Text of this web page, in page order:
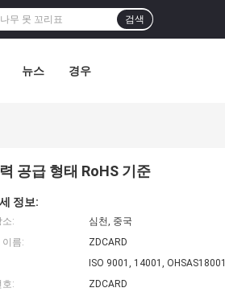
검색
뉴스 경우
공급 형태 RoHS 기준
정보:
소:
심천, 중국
이름:
ZDCARD
ISO 9001, 14001, OHSAS18001
호:
ZDCARD